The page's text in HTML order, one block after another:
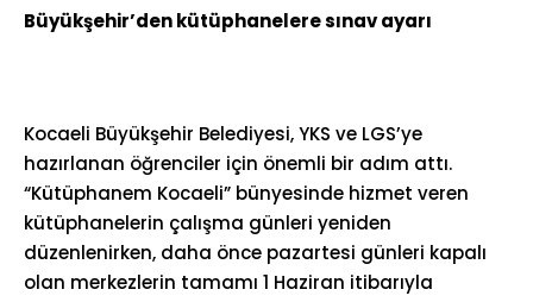
Büyükşehir’den kütüphanelere sınav ayarı
Kocaeli Büyükşehir Belediyesi, YKS ve LGS’ye
hazırlanan öğrenciler için önemli bir adım attı.
“Kütüphanem Kocaeli” bünyesinde hizmet veren
kütüphanelerin çalışma günleri yeniden
düzenlenirken, daha önce pazartesi günleri kapalı
olan merkezlerin tamamı 1 Haziran itibarıyla